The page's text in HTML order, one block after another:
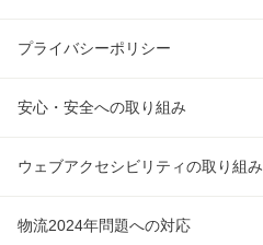
プライバシーポリシー
安心・安全への取り組み
ウェブアクセシビリティの取り組み
物流2024年問題への対応